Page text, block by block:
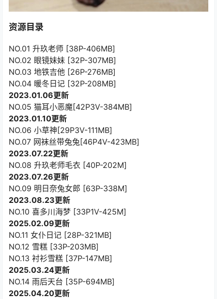
资源目录
NO.01 升玖老师 [38P-406MB]
NO.02 眼镜妹妹 [32P-307MB]
NO.03 地铁吉他 [26P-276MB]
NO.04 暖冬日记 [32P-208MB]
2023.01.06更新
NO.05 猫耳小恶魔[42P3V-384MB]
2023.01.10更新
NO.06 小草神[29P3V-111MB]
NO.07 网袜丝带兔兔[46P4V-423MB]
2023.07.22更新
NO.08 升玖老师毛衣 [40P-202M]
2023.07.26更新
NO.09 明日奈兔女郎 [63P-338M]
2023.08.23更新
NO.10 喜多川海梦 [33P1V-425M]
2025.02.09更新
NO.11 女仆日记 [28P-321MB]
NO.12 雪糕 [33P-203MB]
NO.13 衬衫雪糕 [37P-147MB]
2025.03.24更新
NO.14 雨后天台 [35P-694MB]
2025.04.20更新